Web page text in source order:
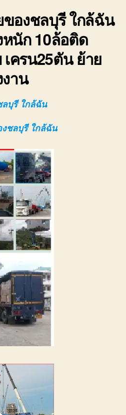
ใกล้
ฉัน
องชลบุรี ใกล้ฉัน
นัก 10ล้อติด
เครน25ตัน ย้าย
าน
บุรี ใกล้ฉัน
ชลบุรี ใกล้ฉัน